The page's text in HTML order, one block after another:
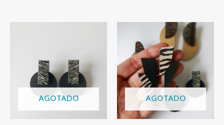
AGOTADO
PENDIENTES RAYO GRANDE
AGOTADO